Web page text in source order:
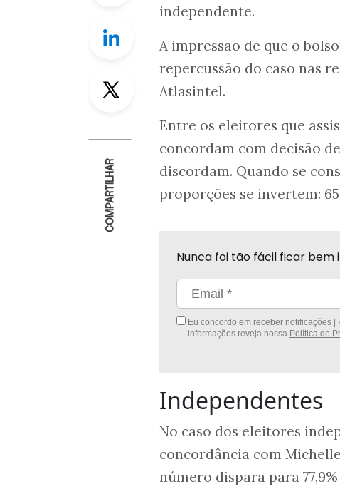
Twitter
COMPARTILHAR
independente.
A impressão de que o
repercussão do caso nas
Atlasintel.
Entre os eleitores que
concordam com decisão
discordam. Quando se
proporções se invertem:
Nunca foi tão fácil ficar
Eu concordo em receber notificações |
informações reveja nossa Política de
Independentes
No caso dos eleitores
concordância com
número dispara para